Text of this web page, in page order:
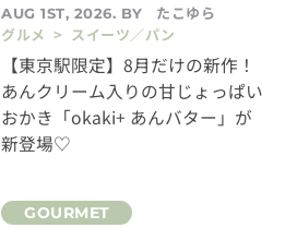
AUG 1ST, 2026. BY
たこゆら
グルメ > スイーツ／パン
【東京駅限定】8月だけの新作！
あんクリーム入りの甘じょっぱい
おかき「okaki+ あんバター」が
新登場♡